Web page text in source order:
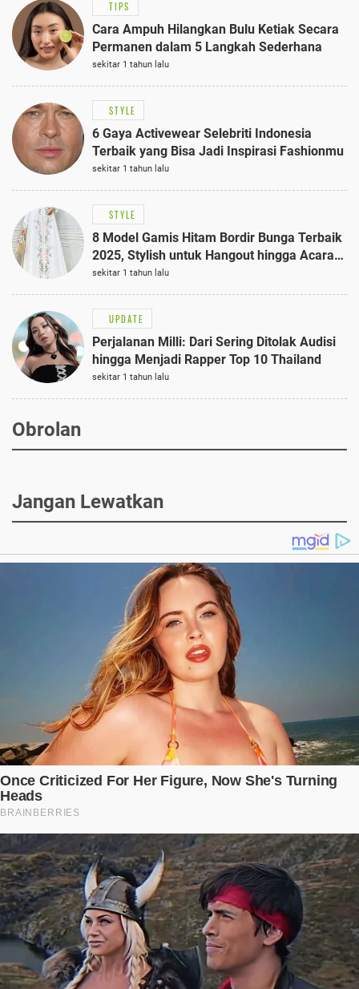
TIPS
Cara Ampuh Hilangkan Bulu Ketiak Secara
Permanen dalam 5 Langkah Sederhana
sekitar 1 tahun lalu
STYLE
6 Gaya Activewear Selebriti Indonesia
Terbaik yang Bisa Jadi Inspirasi Fashionmu
sekitar 1 tahun lalu
STYLE
8 Model Gamis Hitam Bordir Bunga Terbaik
2025, Stylish untuk Hangout hingga Acara
Semi-Formal
sekitar 1 tahun lalu
UPDATE
Perjalanan Milli: Dari Sering Ditolak Audisi
hingga Menjadi Rapper Top 10 Thailand
sekitar 1 tahun lalu
Obrolan
Jangan Lewatkan